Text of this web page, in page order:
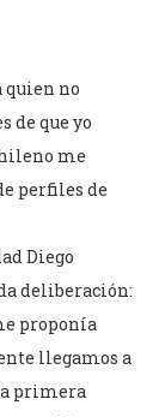
quien no
de que yo
me
perfiles de
Diego
deliberación:
proponía
llegamos a
primera